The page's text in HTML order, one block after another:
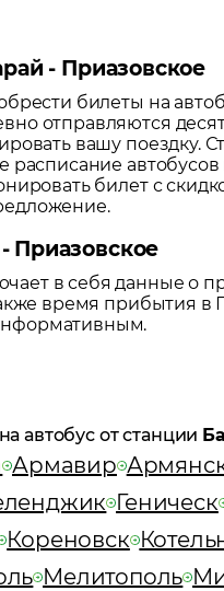
- Приазовское
билеты на
отправляются
вашу поездку.
расписание автобусов
билет с
Приазовское
в себя данные о
время прибытия в
автобус от станции
Армавир
Геническ
Кореновск
Мелитополь